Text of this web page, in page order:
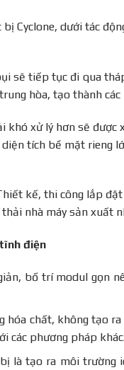
Cyclone, dưới tác
sẽ tiếp tục đi qua
hòa, tạo thành
khó xử lý hơn sẽ
tích bề mặt rieng
điện
bố trí modul gọn
hóa chất, không tạo
các phương pháp
là tạo ra môi